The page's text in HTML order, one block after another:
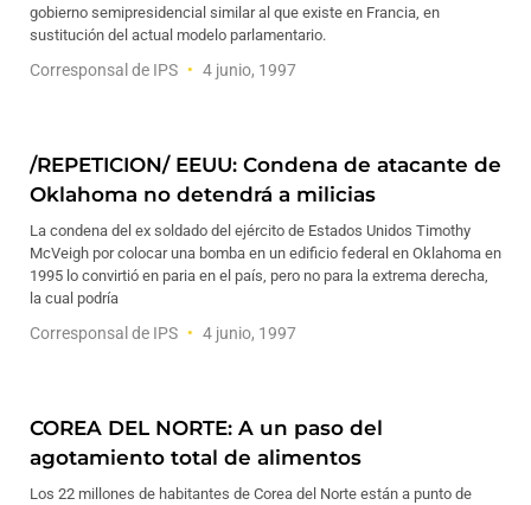
gobierno semipresidencial similar al que existe en Francia, en
sustitución del actual modelo parlamentario.
Corresponsal de IPS 4 junio, 1997
/REPETICION/ EEUU: Condena de atacante de
Oklahoma no detendrá a milicias
La condena del ex soldado del ejército de Estados Unidos Timothy
McVeigh por colocar una bomba en un edificio federal en Oklahoma en
1995 lo convirtió en paria en el país, pero no para la extrema derecha,
la cual podría
Corresponsal de IPS 4 junio, 1997
COREA DEL NORTE: A un paso del
agotamiento total de alimentos
Los 22 millones de habitantes de Corea del Norte están a punto de